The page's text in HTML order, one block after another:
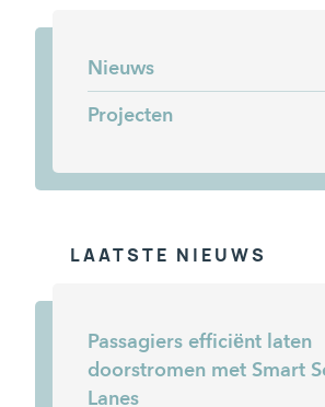
Nieuws
Projecten
LAATSTE NIEUWS
Passagiers efficiënt laten
doorstromen met Smart
Lanes